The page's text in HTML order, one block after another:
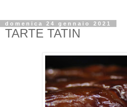
domenica 24 gennaio 2021
TARTE TATIN